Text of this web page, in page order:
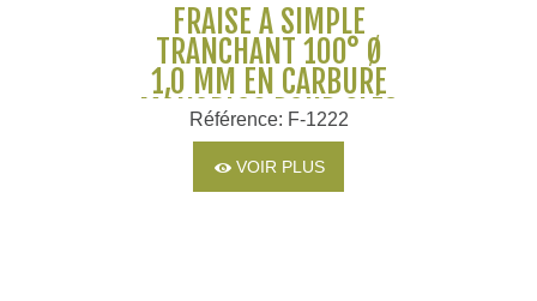
FRAISE À SIMPLE
TRANCHANT 100° Ø
1,0 MM EN CARBURE
MONOBLOC POUR CLÉS
À DOUBLE RANGÉE DE
BROCHES POUR
MACHINES SILCA ET
Référence: F-1222
VOIR PLUS